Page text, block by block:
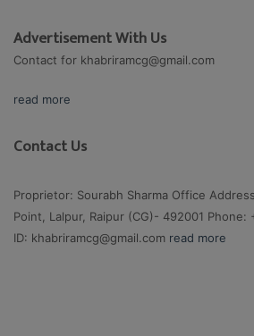
Advertisement With Us
Contact for khabriramcg@gmail.com
read more
Contact Us
Proprietor: Sourabh Sharma Office
Point, Lalpur, Raipur (CG)- 492001 Phone:
ID: khabriramcg@gmail.com read more